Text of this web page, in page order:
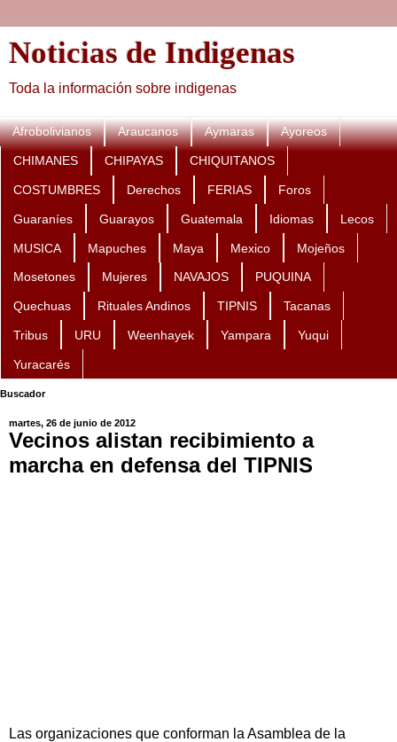
Noticias de Indigenas
Toda la información sobre indigenas
Afrobolivianos Araucanos Aymaras Ayoreos
CHIMANES CHIPAYAS CHIQUITANOS
COSTUMBRES Derechos FERIAS Foros
Guaraníes Guarayos Guatemala Idiomas Lecos
MUSICA Mapuches Maya Mexico Mojeños
Mosetones Mujeres NAVAJOS PUQUINA
Quechuas Rituales Andinos TIPNIS Tacanas
Tribus URU Weenhayek Yampara Yuqui
Yuracarés
Buscador
martes, 26 de junio de 2012
Vecinos alistan recibimiento a
marcha en defensa del TIPNIS
Las organizaciones que conforman la Asamblea de la